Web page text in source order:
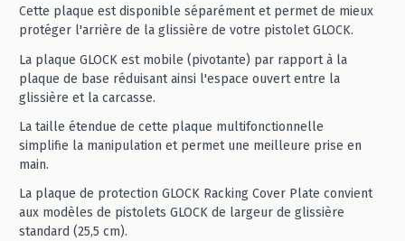
Cette plaque est disponible séparément et permet de mieux
protéger l'arrière de la glissière de votre pistolet GLOCK.
La plaque GLOCK est mobile (pivotante) par rapport à la
plaque de base réduisant ainsi l'espace ouvert entre la
glissière et la carcasse.
La taille étendue de cette plaque multifonctionnelle
simplifie la manipulation et permet une meilleure prise en
main.
La plaque de protection GLOCK Racking Cover Plate convient
aux modèles de pistolets GLOCK de largeur de glissière
standard (25,5 cm).